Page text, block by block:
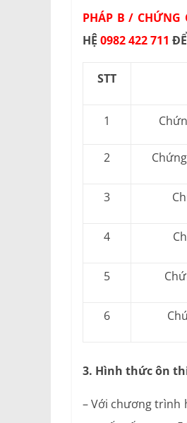
PHÁP B / CHỨNG
HỆ 0982 422 711
STT
1
2
3
4
5
6
3. Hình thức ôn
– Với chương trình